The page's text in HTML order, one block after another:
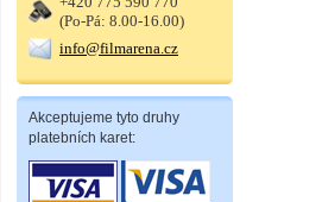
(Po-Pá: 8.00-16.00)
info@filmarena.cz
Akceptujeme tyto druhy
platebních karet: